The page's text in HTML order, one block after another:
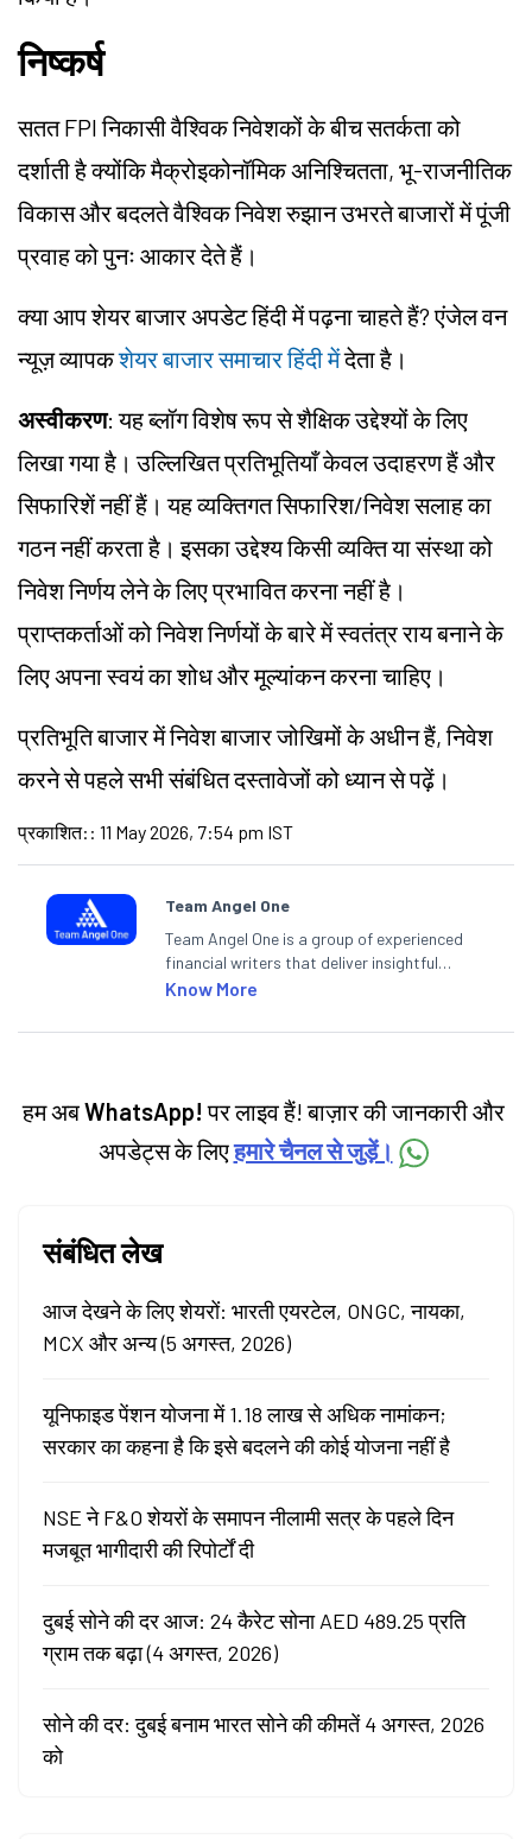
निष्कर्ष
सतत FPI निकासी वैश्विक निवेशकों के बीच सतर्कता को
दर्शाती है क्योंकि मैक्रोइकोनॉमिक अनिश्चितता, भू-राजनीतिक
विकास और बदलते वैश्विक निवेश रुझान उभरते बाजारों में पूंजी
प्रवाह को पुनः आकार देते हैं।
क्या आप शेयर बाजार अपडेट हिंदी में पढ़ना चाहते हैं? एंजेल वन
न्यूज़ व्यापकशेयर बाजार समाचार हिंदी मेंदेता है।
अस्वीकरण: यह ब्लॉग विशेष रूप से शैक्षिक उद्देश्यों के लिए
लिखा गया है। उल्लिखित प्रतिभूतियाँ केवल उदाहरण हैं और
सिफारिशें नहीं हैं। यह व्यक्तिगत सिफारिश/निवेशसलाह का
गठन नहीं करता है। इसका उद्देश्य किसी व्यक्ति या संस्था को
निवेश निर्णय लेने के लिए प्रभावित करना नहीं है।
प्राप्तकर्ताओं को निवेश निर्णयों के बारे में स्वतंत्र राय बनाने के
लिए अपना स्वयं का शोध और मूल्यांकन करना चाहिए।
प्रतिभूति बाजार में निवेश बाजारजोखिमोंके अधीन हैं, निवेश
करने से पहले सभी संबंधित दस्तावेजों को ध्यान से पढ़ें।
प्रकाशित: : 11 May 2026, 7:54 pm IST
Team Angel One
Team Angel One is a group of experienced
financial writers that deliver insightful
articles on the stock market, IPO, economy,
categories.
Know More
हम अबWhatsApp! पर लाइव हैं! बाज़ार की जानकारी और
अपडेट्स के लिएहमारे चैनल से जुड़ें।
संबंधित लेख
आज देखने के लिए शेयरों: भारती एयरटेल, ONGC, नायका,
MCX और अन्य (5 अगस्त, 2026)
यूनिफाइड पेंशन योजना में 1.18 लाख से अधिक नामांकन;
सरकार का कहना है कि इसे बदलने की कोई योजना नहीं है
NSE ने F&O शेयरों के समापन नीलामी सत्र के पहले दिन
मजबूत भागीदारी की रिपोर्टों दी
दुबई सोने की दर आज: 24 कैरेट सोना AED 489.25 प्रति
ग्राम तक बढ़ा (4 अगस्त, 2026)
सोने की दर: दुबई बनाम भारत सोने की कीमतें 4 अगस्त, 2026
को